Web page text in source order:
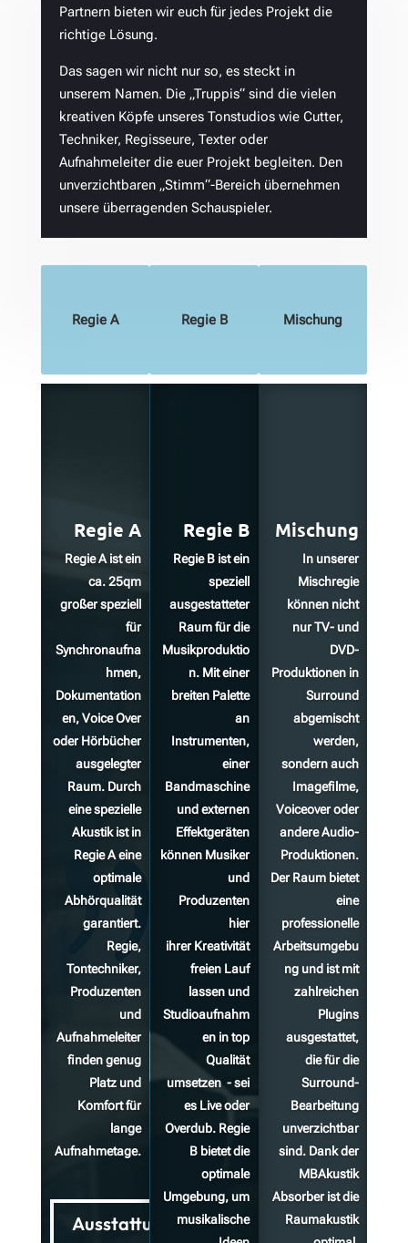
Partnern bieten wir euch für jedes Projekt die
richtige Lösung.
Das sagen wir nicht nur so, es steckt in
unserem Namen. Die „Truppis“ sind die vielen
kreativen Köpfe unseres Tonstudios wie Cutter,
Techniker, Regisseure, Texter oder
Aufnahmeleiter die euer Projekt begleiten. Den
unverzichtbaren „Stimm“-Bereich übernehmen
unsere überragenden Schauspieler.
Regie A Regie B Mischung
Regie A
Regie A ist ein
ca. 25qm
großer speziell
für
Synchronaufna
hmen,
Dokumentation
en, Voice Over
oder Hörbücher
ausgelegter
Raum. Durch
eine spezielle
Akustik ist in
Regie A eine
optimale
Abhörqualität
garantiert.
Regie,
Tontechniker,
Produzenten
und
Aufnahmeleiter
finden genug
Platz und
Komfort für
lange
Aufnahmetage.
Ausstattung
Regie B
Regie B ist ein
speziell
ausgestatteter
Raum für die
Musikproduktio
n. Mit einer
breiten Palette
an
Instrumenten,
einer
Bandmaschine
und externen
Effektgeräten
können Musiker
und
Produzenten
hier
ihrer Kreativität
freien Lauf
lassen und
Studioaufnahm
en in top
Qualität
umsetzen - sei
es Live oder
Overdub. Regie
B bietet die
optimale
Umgebung, um
musikalische
Mischung
In unserer
Mischregie
können nicht
nur TV- und
DVD-
Produktionen in
Surround
abgemischt
werden,
sondern auch
Imagefilme,
Voiceover oder
andere Audio-
Produktionen.
Der Raum bietet
eine
professionelle
Arbeitsumgebu
ng und ist mit
zahlreichen
Plugins
ausgestattet,
die für die
Surround-
Bearbeitung
unverzichtbar
sind. Dank der
MBAkustik
Absorber ist die
Raumakustik